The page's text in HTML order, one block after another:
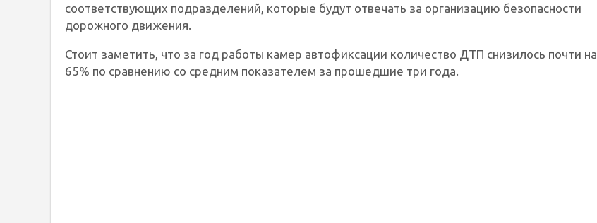
соответствующих подразделений, которые будут отвечать за организацию безопасности
дорожного движения.
Стоит заметить, что за год работы камер автофиксации количество ДТП снизилось почти на
65% по сравнению со средним показателем за прошедшие три года.